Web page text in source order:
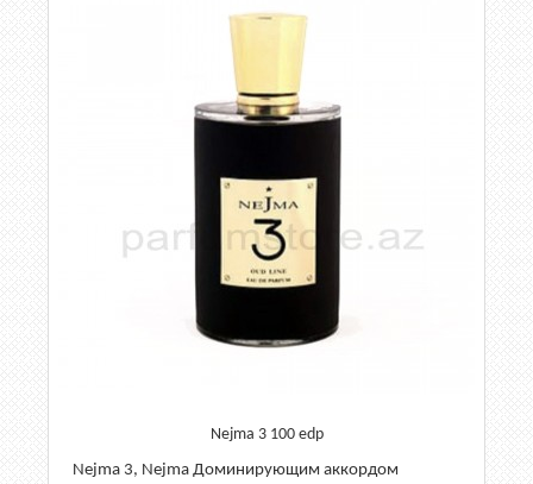
Nejma 3 100 edp
Nejma 3, Nejma Доминирующим аккордом